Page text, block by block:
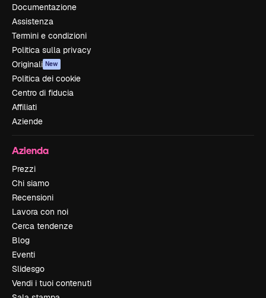
Documentazione
Assistenza
Termini e condizioni
Politica sulla privacy
Originali New
Politica dei cookie
Centro di fiducia
Affiliati
Aziende
Azienda
Prezzi
Chi siamo
Recensioni
Lavora con noi
Cerca tendenze
Blog
Eventi
Slidesgo
Vendi i tuoi contenuti